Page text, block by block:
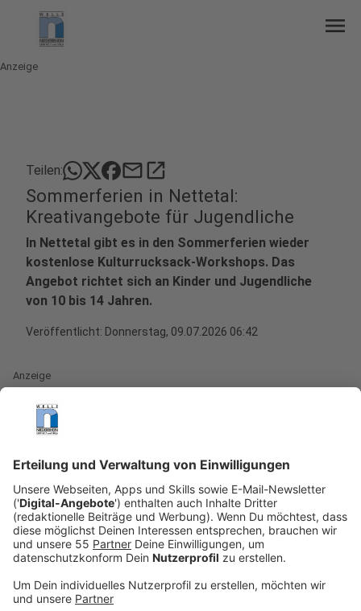
menu
Anzeige
Teilen: mailopen_in_new
Sommerferien in Nettetal:
Kreativangebote für Jugendliche
In Nettetal gibt es in den Sommerferien wieder
kostenlose Kulturrucksack-Workshops. Das
Angebot richtet sich an Kinder und Jugendliche
von 10 bis 14 Jahren.
Veröffentlicht: Donnerstag, 09.07.2026 06:42
Anzeige
Kostenlose Kreativangebote in den
Sommerferien
Anzeige
Kinder und Jugendliche in Nettetal können in den
Sommerferien wieder kostenlos kreativ werden.
Darauf weist die Stadt hin. Die Stadtbücherei Nettetal
und das Jugendzentrum Spielecafé in Kaldenkirchen